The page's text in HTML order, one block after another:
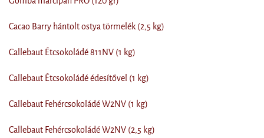
Cacao Barry hántolt ostya törmelék (2,5 kg)
Callebaut Étcsokoládé 811NV (1 kg)
Callebaut Étcsokoládé édesítővel (1 kg)
Callebaut Fehércsokoládé W2NV (1 kg)
Callebaut Fehércsokoládé W2NV (2,5 kg)